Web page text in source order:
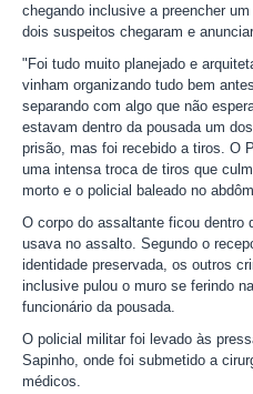
chegando inclusive a preencher
dois suspeitos chegaram e
"Foi tudo muito planejado e
vinham organizando tudo bem
separando com algo que não
estavam dentro da pousada um
prisão, mas foi recebido a tiros. O
uma intensa troca de tiros que
morto e o policial baleado no
O corpo do assaltante ficou dentro
usava no assalto. Segundo o
identidade preservada, os outros
inclusive pulou o muro se ferindo
funcionário da pousada.
O policial militar foi levado às
Sapinho, onde foi submetido a
médicos.